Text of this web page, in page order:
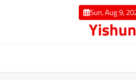
Sun, Aug 9,
Yishun